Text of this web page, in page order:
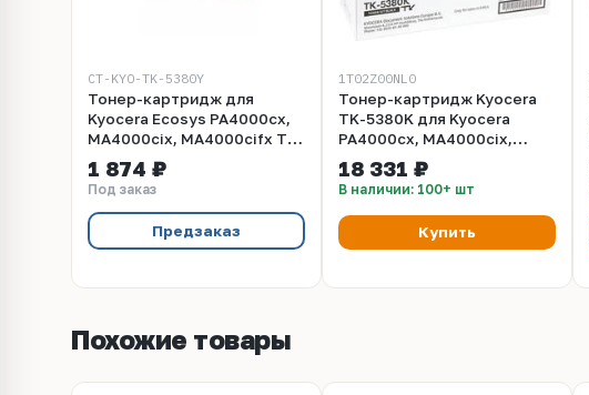
CT-KYO-TK-5380Y
Тонер-картридж для
Kyocera Ecosys PA4000cx,
MA4000cix, MA4000cifx TK-
5380Y yellow 10K ELP
Imaging®
1 874 ₽
Под заказ
Предзаказ
1T02Z00NL0
Тонер-картридж Kyocera
TK-5380K для Kyocera
PA4000cx, MA4000cix,
MA4000cifx 13 000стр.
Оригинальный
18 331 ₽
В наличии: 100+ шт
Купить
Похожие товары